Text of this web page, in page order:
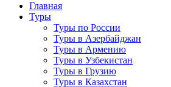
Главная
Туры
Туры по России
Туры в Азербайджан
Туры в Армению
Туры в Узбекистан
Туры в Грузию
Туры в Казахстан